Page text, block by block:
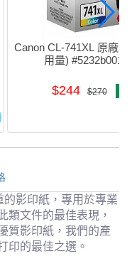
Canon CL-741XL 原廠
用量)
$244 $270
的影印紙，專用於專業
類文件的最佳表現，
質影印紙，我們的產
印的最佳之選。